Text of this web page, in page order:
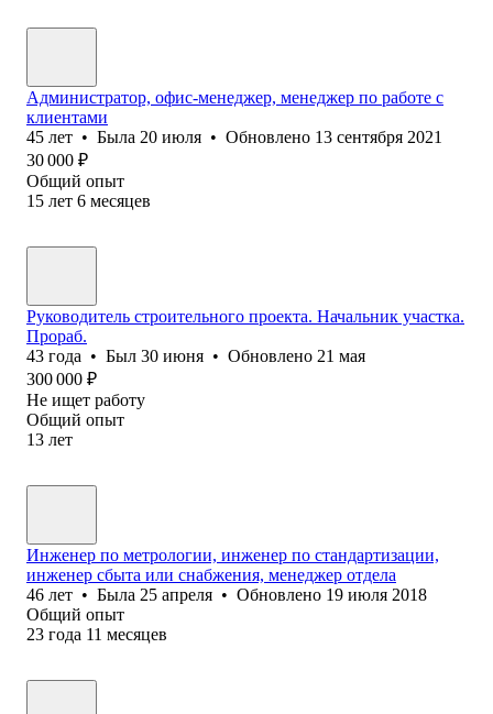
Администратор, офис-менеджер, менеджер по работе с
клиентами
45 лет • Была 20 июля • Обновлено 13 сентября 2021
30 000 ₽
Общий опыт
15 лет 6 месяцев
Руководитель строительного проекта. Начальник участка.
Прораб.
43 года • Был 30 июня • Обновлено 21 мая
300 000 ₽
Не ищет работу
Общий опыт
13 лет
Инженер по метрологии, инженер по стандартизации,
инженер сбыта или снабжения, менеджер отдела
46 лет • Была 25 апреля • Обновлено 19 июля 2018
Общий опыт
23 года 11 месяцев